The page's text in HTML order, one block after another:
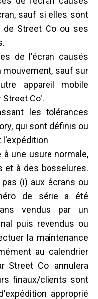
sauf si elles sont
de Street Co ou ses
de l'écran causés
mouvement, sauf sur
appareil mobile
Co'.
les tolérances
qui sont définis ou
l'expédition.
à une usure normale,
et à des bosselures.
(i) aux écrans ou
de série a été
vendus par un
puis revendus ou
la maintenance
au calendrier
Street Co' annulera
finaux/clients sont
approprié